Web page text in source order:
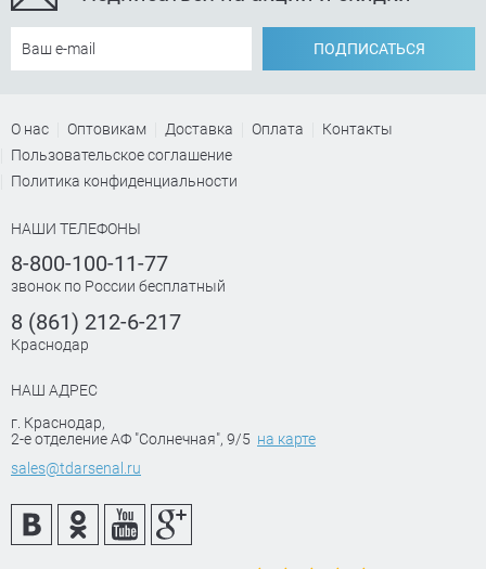
ПОДПИСАТЬСЯ
О нас Оптовикам Доставка Оплата
Контакты
Пользовательское соглашение
Политика конфиденциальности
НАШИ ТЕЛЕФОНЫ
8-800-100-11-77
звонок по России бесплатный
8 (861) 212-6-217
Краснодар
НАШ АДРЕС
г. Краснодар,
2-е отделение АФ "Солнечная", 9/5 на карте
sales@tdarsenal.ru